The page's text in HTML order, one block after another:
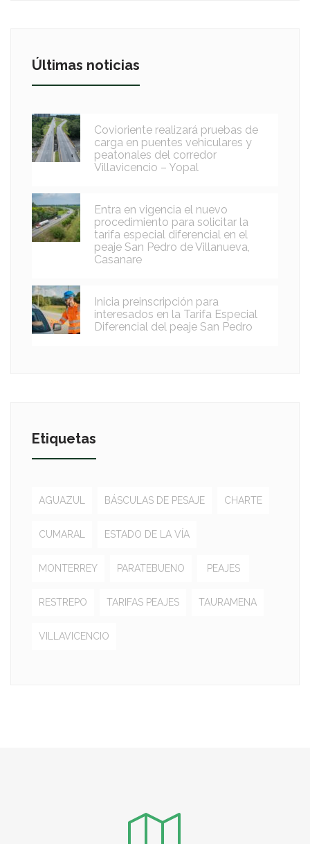
Últimas noticias
Covioriente realizará pruebas de
carga en puentes vehiculares y
peatonales del corredor
Villavicencio – Yopal
Entra en vigencia el nuevo
procedimiento para solicitar la
tarifa especial diferencial en el
peaje San Pedro de Villanueva,
Casanare
Inicia preinscripción para
interesados en la Tarifa Especial
Diferencial del peaje San Pedro
Etiquetas
AGUAZUL BÁSCULAS DE PESAJE CHARTE
CUMARAL ESTADO DE LA VÍA
MONTERREY PARATEBUENO PEAJES
RESTREPO TARIFAS PEAJES TAURAMENA
VILLAVICENCIO